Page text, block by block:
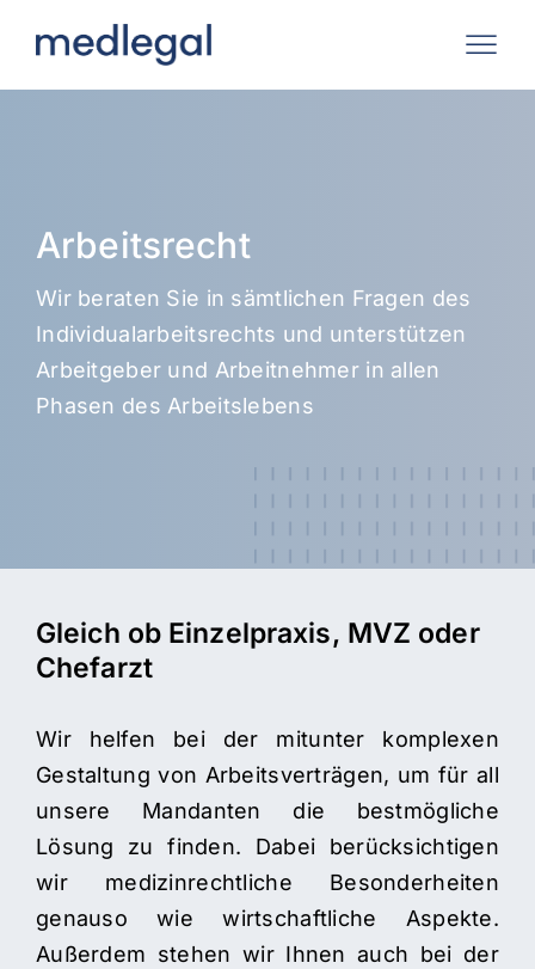
Inhalt
springen
Arbeitsrecht
Wir beraten Sie in sämtlichen Fragen des
Individualarbeitsrechts und unterstützen
Arbeitgeber und Arbeitnehmer in allen
Phasen des Arbeitslebens
Gleich ob Einzelpraxis, MVZ oder
Chefarzt
Wir helfen bei der mitunter komplexen
Gestaltung von Arbeitsverträgen, um für all
unsere Mandanten die bestmögliche
Lösung zu finden. Dabei berücksichtigen
wir medizinrechtliche Besonderheiten
genauso wie wirtschaftliche Aspekte.
Außerdem stehen wir Ihnen auch bei der